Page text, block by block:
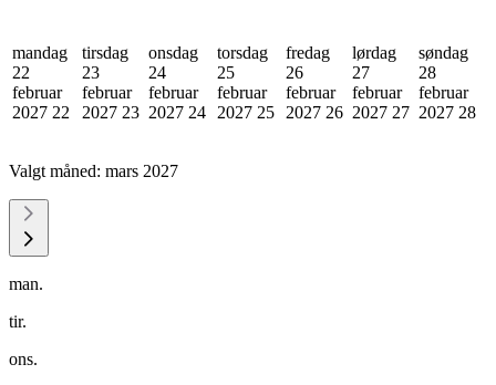
mandag
22
februar
2027 22
tirsdag
23
februar
2027 23
onsdag
24
februar
2027 24
torsdag
25
februar
2027 25
fredag
26
februar
2027 26
lørdag
27
februar
2027 27
søndag
28
februar
2027 28
Valgt måned: mars 2027
man.
tir.
ons.